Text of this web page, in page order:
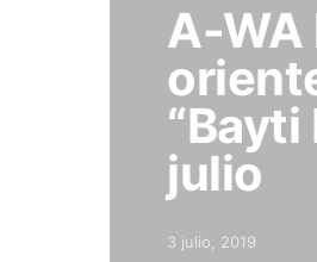
A-WA
“Bayti
julio
Posted on
3 julio, 2019